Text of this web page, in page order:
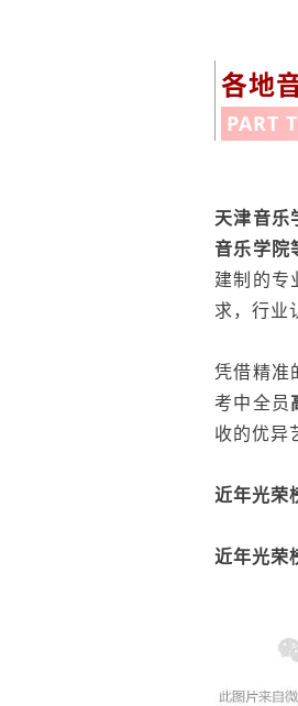
各地
PART
天津音乐
音乐学院
建制的专
求，行业
凭借精准
考中全员
收的优异
近年光荣
近年光荣